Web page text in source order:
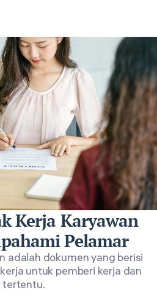
Kerja Karyawan
Pelamar
adalah dokumen yang berisi
untuk pemberi kerja dan
tertentu.